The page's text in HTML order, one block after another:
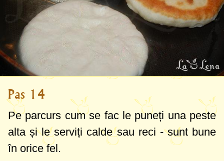
Pas 14
Pe parcurs cum se fac le puneți una peste
alta și le serviți calde sau reci - sunt bune
în orice fel.